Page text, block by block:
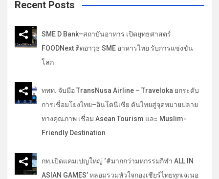
c
Recent Posts
SME D Bank–สถาบันอาหาร เปิดยุทธศาสตร์
FOODNext ติดอาวุธ SME อาหารไทย รับการแข่งขัน
โลก
ททท. จับมือ TransNusa Airline – Traveloka ยกระดับ
การเชื่อมโยงไทย–อินโดนีเซีย ดันไทยสู่จุดหมายปลาย
ทางคุณภาพ เชื่อม Asean Tourism และ Muslim-
Friendly Destination
กท.เปิดแคมเปญใหญ่ ‘#มากกว่ามหกรรมกีฬา ALL IN
ASIAN GAMES’ หลอมรวมหัวใจกองเชียร์ไทยทุกเจเนอ